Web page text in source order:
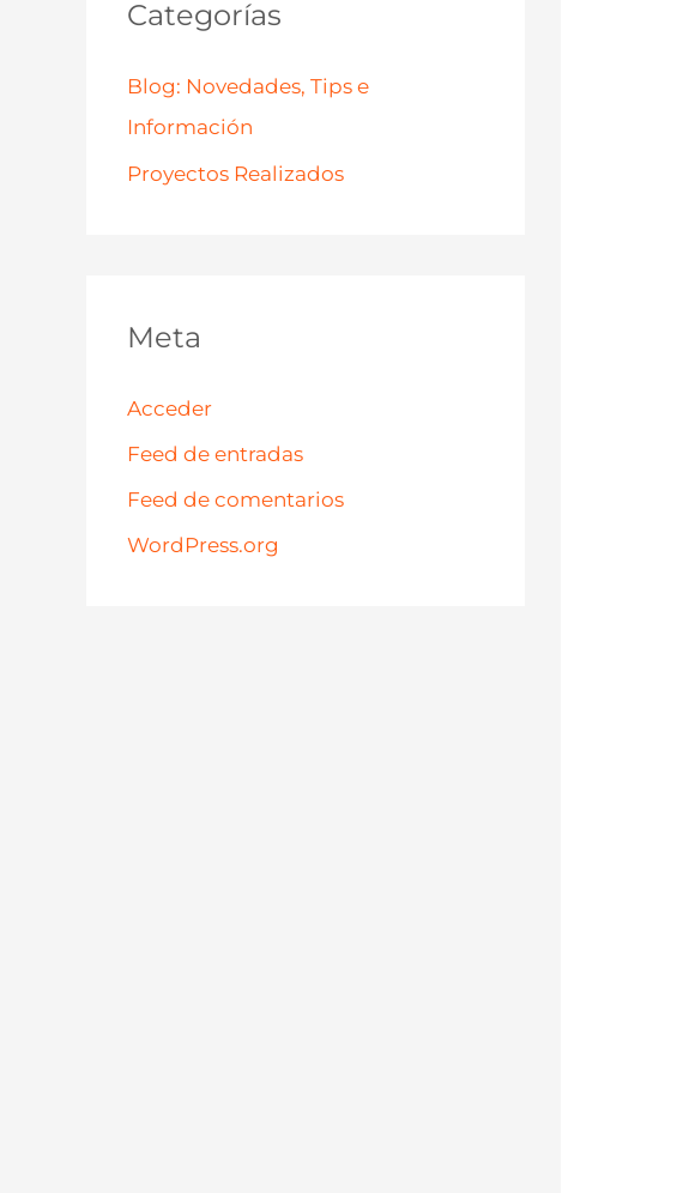
Categorías
Blog: Novedades, Tips e
Información
Proyectos Realizados
Meta
Acceder
Feed de entradas
Feed de comentarios
WordPress.org